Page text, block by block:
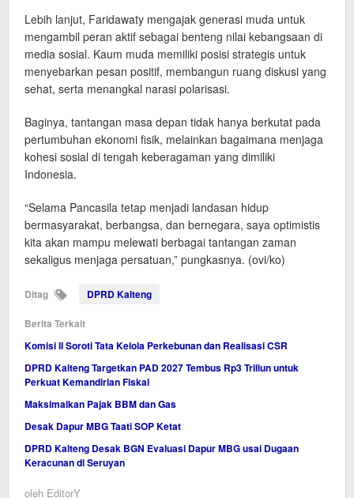
Lebih lanjut, Faridawaty mengajak generasi muda untuk
mengambil peran aktif sebagai benteng nilai kebangsaan di
media sosial. Kaum muda memiliki posisi strategis untuk
menyebarkan pesan positif, membangun ruang diskusi yang
sehat, serta menangkal narasi polarisasi.
Baginya, tantangan masa depan tidak hanya berkutat pada
pertumbuhan ekonomi fisik, melainkan bagaimana menjaga
kohesi sosial di tengah keberagaman yang dimiliki
Indonesia.
“Selama Pancasila tetap menjadi landasan hidup
bermasyarakat, berbangsa, dan bernegara, saya optimistis
kita akan mampu melewati berbagai tantangan zaman
sekaligus menjaga persatuan,” pungkasnya. (ovi/ko)
Ditag DPRD Kalteng
Berita Terkait
Komisi II Soroti Tata Kelola Perkebunan dan Realisasi CSR
DPRD Kalteng Targetkan PAD 2027 Tembus Rp3 Triliun untuk
Perkuat Kemandirian Fiskal
Maksimalkan Pajak BBM dan Gas
Desak Dapur MBG Taati SOP Ketat
DPRD Kalteng Desak BGN Evaluasi Dapur MBG usai Dugaan
Keracunan di Seruyan
oleh EditorY